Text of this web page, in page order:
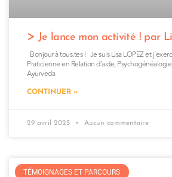
Je lance mon activité ! par
Bonjour à tous.tes ! Je suis Lisa LOPEZ et
Praticienne en Relation d’aide,
Ayurveda
CONTINUER »
29 avril 2025 Aucun commentaire
TÉMOIGNAGES ET PARCOURS